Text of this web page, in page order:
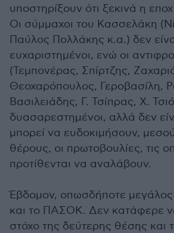
υποστηρίξουν ότι ξεκινά η
Οι σύμμαχοι του Κασσελάκη
Παύλος Πολλάκης κ.α.) δεν
ευχαριστημένοι, ενώ οι
(Τεμπονέρας, Σπίρτζης,
Θεοχαρόπουλος, Γεροβασίλη,
Βασιλειάδης, Γ. Τσίπρας, Χ.
δυασαρεστημένοι, αλλά δεν
μπορεί να ευδοκιμήσουν,
θέρους, οι πρωτοβουλίες, τις
προτίθενται να αναλάβουν.
Έβδομον, οπωσδήποτε μεγάλος
και το ΠΑΣΟΚ. Δεν κατάφερε
στόχο της δεύτερης θέσης και